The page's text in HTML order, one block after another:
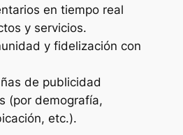
en tiempo real
y servicios.
y fidelización con
de publicidad
(por demografía,
etc.).